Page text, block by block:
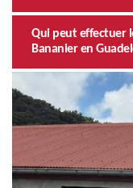
Qui peut effectuer
Bananier en